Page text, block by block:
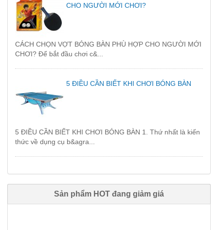
CHO NGƯỜI MỚI CHƠI?
CÁCH CHỌN VỢT BÓNG BÀN PHÙ HỢP CHO NGƯỜI MỚI
CHƠI? Để bắt đầu chơi c&...
5 ĐIỀU CẦN BIẾT KHI CHƠI BÓNG BÀN
5 ĐIỀU CẦN BIẾT KHI CHƠI BÓNG BÀN 1. Thứ nhất là kiến
thức về dụng cụ b&agra...
Sản phẩm HOT đang giảm giá